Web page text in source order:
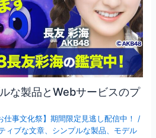
な製品とWebサービスのプ
仕事文化祭】期間限定見逃し配信中！
/
ィブな文章 シンプルな製品 モデル